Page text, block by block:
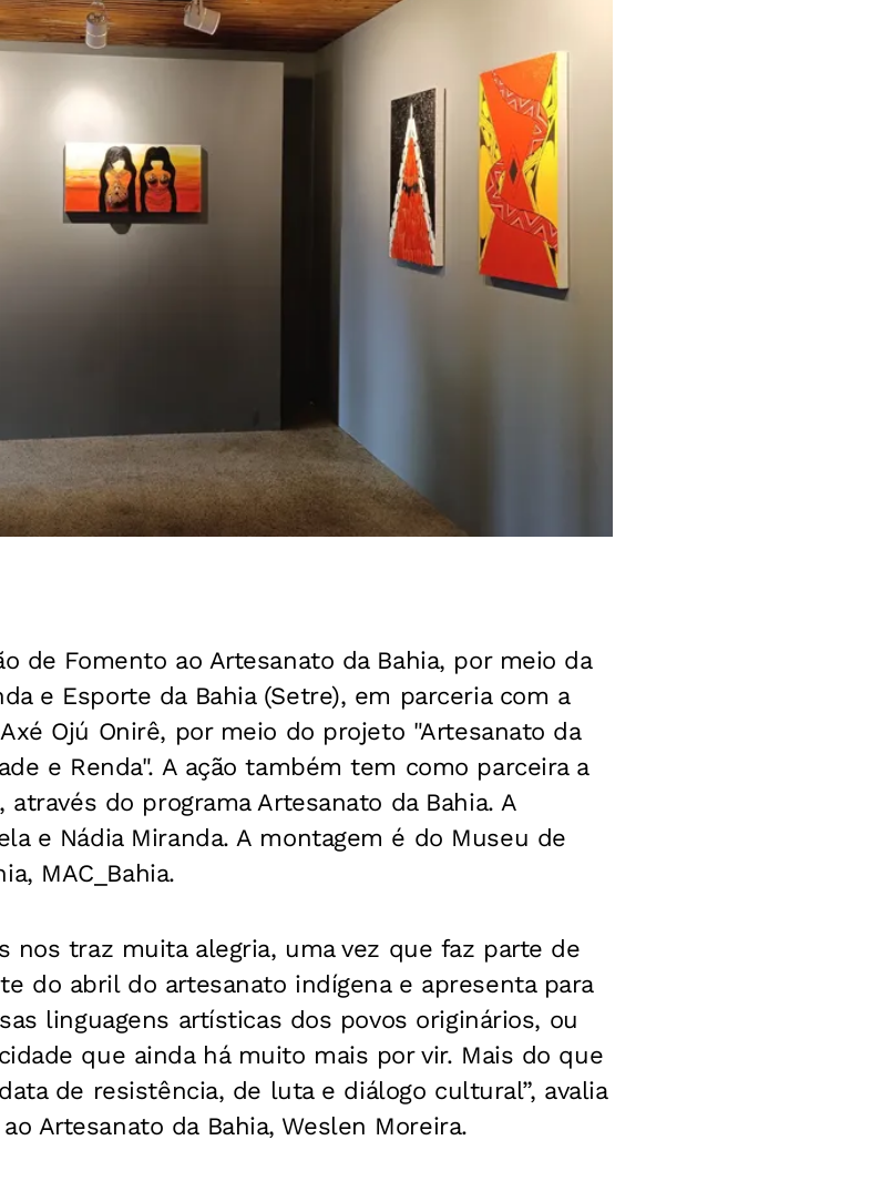
de Fomento ao Artesanato da Bahia, por meio da
e Esporte da Bahia (Setre), em parceria com a
Ojú Onirê, por meio do projeto "Artesanato da
e Renda". A ação também tem como parceira a
através do programa Artesanato da Bahia. A
e Nádia Miranda. A montagem é do Museu de
MAC_Bahia.
nos traz muita alegria, uma vez que faz parte de
do abril do artesanato indígena e apresenta para
linguagens artísticas dos povos originários, ou
que ainda há muito mais por vir. Mais do que
de resistência, de luta e diálogo cultural”, avalia
Artesanato da Bahia, Weslen Moreira.